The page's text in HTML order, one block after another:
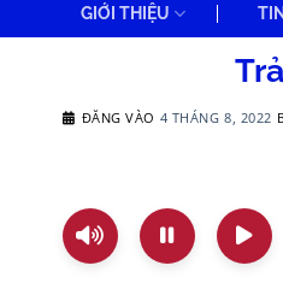
GIỚI THIỆU
ĐĂNG VÀO 4 THÁNG 8, 2022